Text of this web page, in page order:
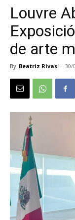
Louvre
de arte
By Beatriz Rivas - 30/